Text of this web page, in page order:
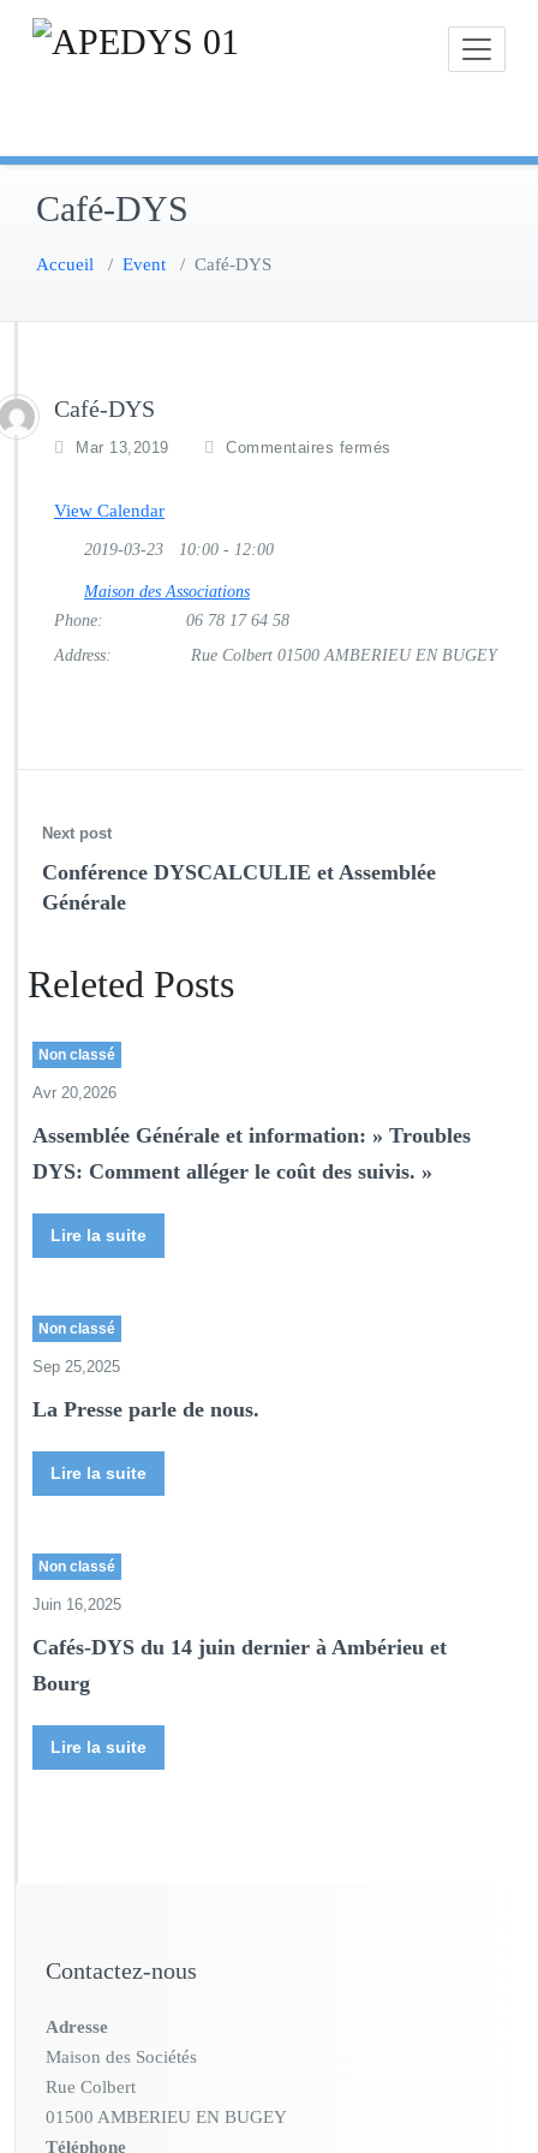
Skip
Café-DYS
Accueil / Event / Café-DYS
Café-DYS
Mar 13,2019 Commentaires fermés
Y
View Calendar
2019-03-23 10:00 - 12:00
Maison des Associations
Phone:
06 78 17 64 58
Address:
Rue Colbert 01500 AMBERIEU EN BUGEY
Next post
Conférence DYSCALCULIE et Assemblée
Générale
Releted Posts
Non classé
Avr 20,2026
Assemblée Générale et information: » Troubles
DYS: Comment alléger le coût des suivis. »
Lire la suite
Non classé
Sep 25,2025
La Presse parle de nous.
Lire la suite
Non classé
Juin 16,2025
Cafés-DYS du 14 juin dernier à Ambérieu et
Bourg
Lire la suite
Contactez-nous
Adresse
Maison des Sociétés
Rue Colbert
01500 AMBERIEU EN BUGEY
Téléphone